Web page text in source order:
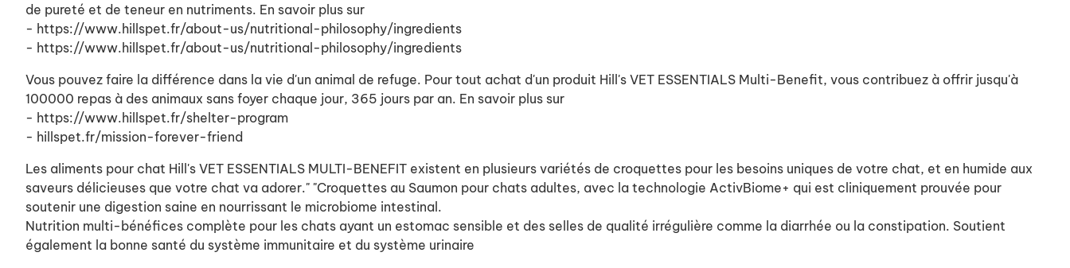
de pureté et de teneur en nutriments. En savoir plus sur
- https://www.hillspet.fr/about-us/nutritional-philosophy/ingredients
- https://www.hillspet.fr/about-us/nutritional-philosophy/ingredients
Vous pouvez faire la différence dans la vie d'un animal de refuge. Pour tout achat d'un produit Hill's VET ESSENTIALS Multi-Benefit, vous contribuez à offrir jusqu'à
100000 repas à des animaux sans foyer chaque jour, 365 jours par an. En savoir plus sur
- https://www.hillspet.fr/shelter-program
- hillspet.fr/mission-forever-friend
Les aliments pour chat Hill's VET ESSENTIALS MULTI-BENEFIT existent en plusieurs variétés de croquettes pour les besoins uniques de votre chat, et en humide aux
saveurs délicieuses que votre chat va adorer." "Croquettes au Saumon pour chats adultes, avec la technologie ActivBiome+ qui est cliniquement prouvée pour
soutenir une digestion saine en nourrissant le microbiome intestinal.
Nutrition multi-bénéfices complète pour les chats ayant un estomac sensible et des selles de qualité irrégulière comme la diarrhée ou la constipation. Soutient
également la bonne santé du système immunitaire et du système urinaire